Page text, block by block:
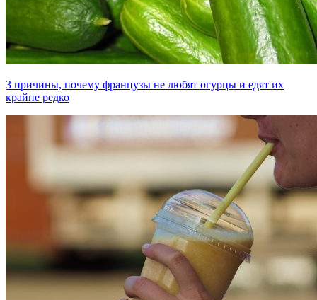
3 причины, почему французы не любят огурцы и едят их
крайне редко